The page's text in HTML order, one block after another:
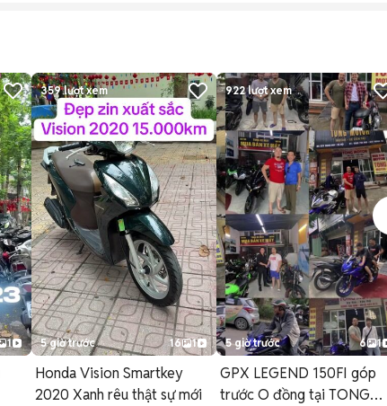
1
359lượt xem
5 giờ trước 16 1
Honda Vision Smartkey
2020 Xanh rêu thật sự mới
922lượt xem
5 giờ trước 6 1
GPX LEGEND 150FI góp
trước O đồng tại TONG